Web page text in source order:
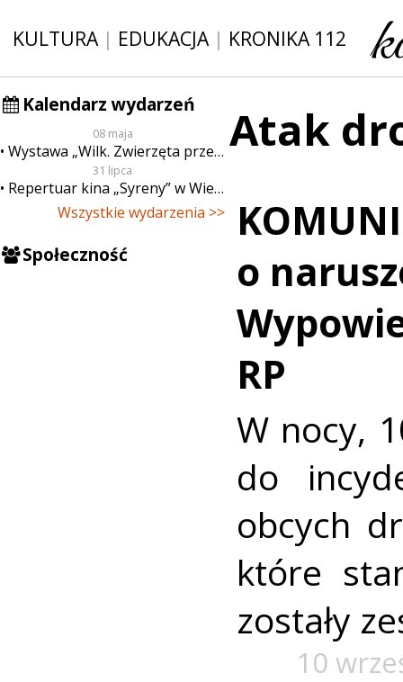
KULTURA| EDUKACJA| KRONIKA 112
Kalendarz wydarzeń
08 maja
Wystawa „Wilk. Zwierzęta przeklęte”
31 lipca
Repertuar kina „Syreny” w Wieluniu w dn. od 31 lipca do 6 sierpnia
Wszystkie wydarzenia >>
Społeczność
Atak
o
RP
W nocy,
do
obcych
które
zostały
10